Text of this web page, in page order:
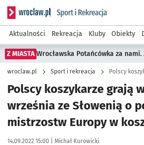
Serwis informacyjny wroclaw.pl
Aktualności Rekreacja Kluby Obiekty
Z MIASTA Wrocławska Potańcówka za
wroclaw.pl Sport i rekreacja
Polscy koszykarze grają
września ze Słowenią o
mistrzostw Europy w
Data publikacji:
14.09.2022 15:00 | Autor:
Michał Kurowicki